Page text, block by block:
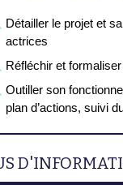
Détailler le projet et
actrices
Réfléchir et
Outiller son
plan d’actions, suivi